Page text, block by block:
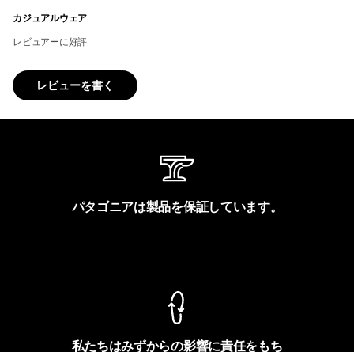
カジュアルウェア
レビュアーに好評
レビューを書く
パタゴニアは製品を保証しています。
私たちはみずからの影響に責任をもち